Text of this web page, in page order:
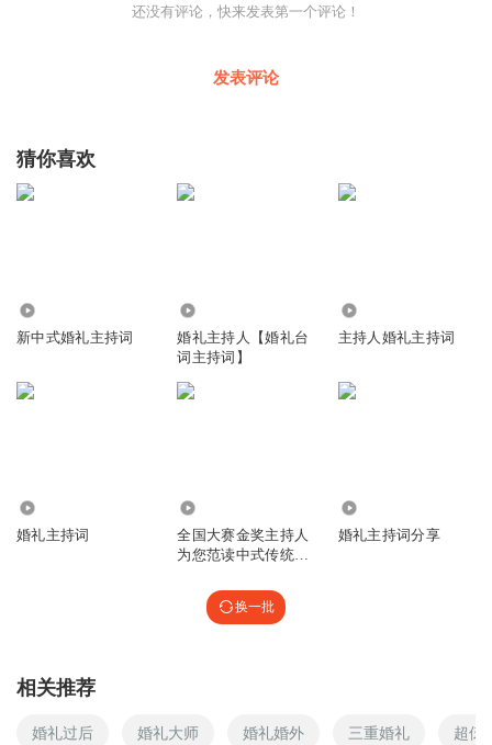
还没有评论，快来发表第一个评论！
发表评论
猜你喜欢
新中式婚礼主持词
婚礼主持人【婚礼台
词主持词】
主持人婚礼主持词
婚礼主持词
全国大赛金奖主持人
为您范读中式传统婚
婚礼主持词分享
换一批
相关推荐
婚礼过后 婚礼大师 婚礼婚外 三重婚礼 超伢